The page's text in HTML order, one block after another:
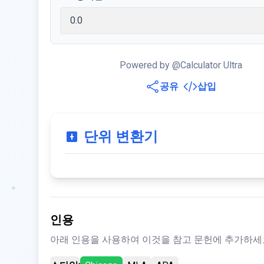
Powered by @Calculator Ultra
공유
삽입
단위 변환기
인용
아래 인용을 사용하여 이것을 참고 문헌에 추가하세